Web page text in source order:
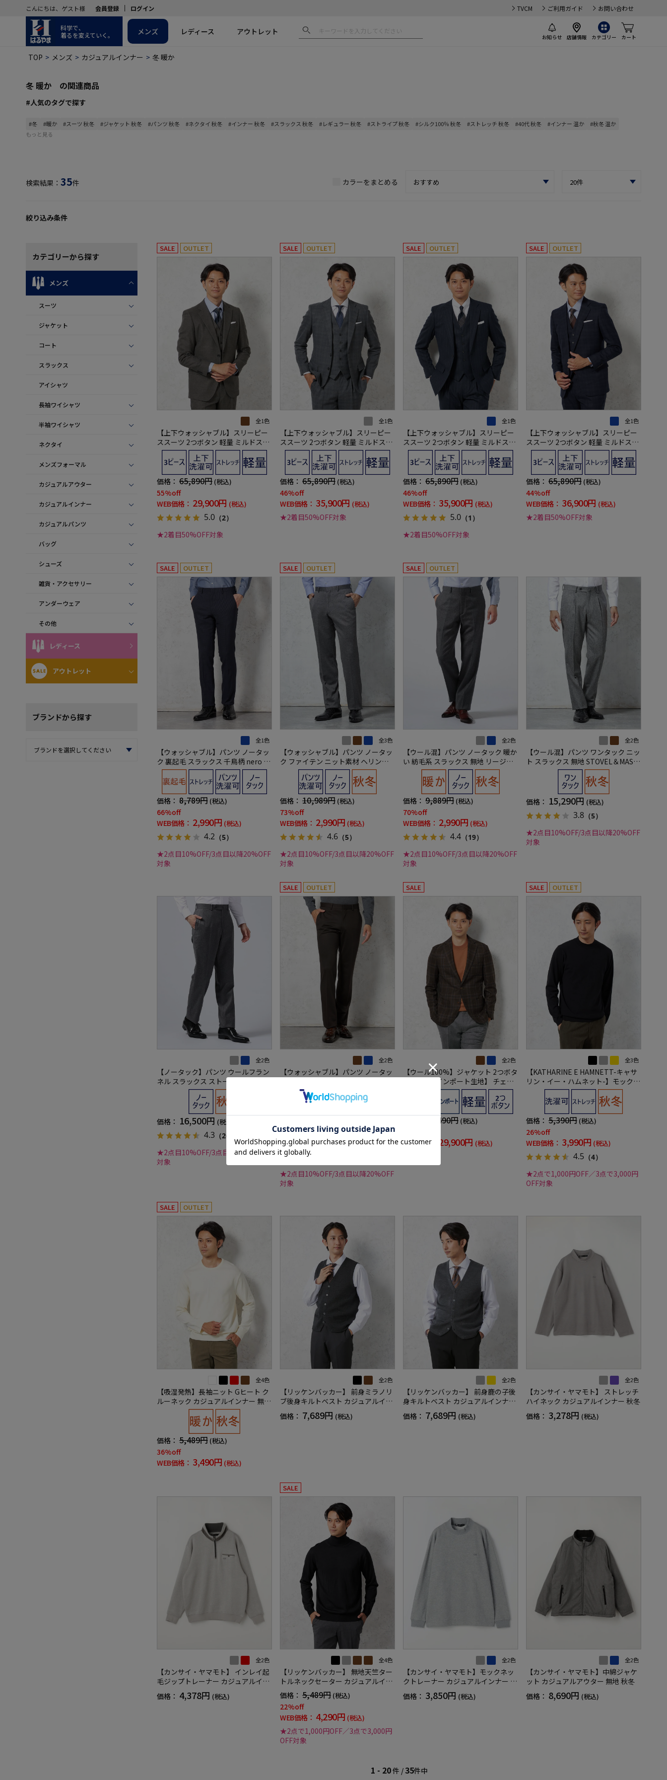
こんにちは、ゲスト様 会員登録 ログイン TVCM ご利用ガイド お問い合わせ
科学で、
着るを変えていく。
お知らせ 店舗情報 カテゴリー カート
メンズ レディース アウトレット
TOP メンズ カジュアルインナー 冬 暖か
冬 暖か の関連商品
#人気のタグで探す
#冬 #暖か #スーツ 秋冬 #ジャケット 秋冬 #パンツ 秋冬 #ネクタイ 秋冬 #インナー 秋冬 #スラックス 秋冬 #レギュラー 秋冬 #ストライプ 秋冬 #シルク100％ 秋冬 #ストレッチ 秋冬 #40代 秋冬 #インナー 温か
#秋冬 温か
もっと見る
検索結果： 35件 カラーをまとめる
絞り込み条件
カテゴリーから探す
メンズ
スーツ
ジャケット
コート
スラックス
アイシャツ
長袖ワイシャツ
半袖ワイシャツ
ネクタイ
メンズフォーマル
カジュアルアウター
カジュアルインナー
カジュアルパンツ
バッグ
シューズ
雑貨・アクセサリー
アンダーウェア
その他
レディース
アウトレット
ブランドから探す
SALE OUTLET
全1色
【上下ウォッシャブル】スリーピー
ススーツ 2つボタン 軽量 ミルドスト
レッチ 無地 リッケンバッカー 秋冬
価格： 65,890円 (税込)
55%off
WEB価格： 29,900円 (税込)
5.0 （2）
★2着目50%OFF対象
SALE OUTLET
全1色
【上下ウォッシャブル】スリーピー
ススーツ 2つボタン 軽量 ミルドスト
レッチ チェック リッケンバッカー
秋冬
価格： 65,890円 (税込)
46%off
WEB価格： 35,900円 (税込)
★2着目50%OFF対象
SALE OUTLET
全1色
【上下ウォッシャブル】スリーピー
ススーツ 2つボタン 軽量 ミルドスト
レッチ チョークストライプ リッケン
バッカー 秋冬
価格： 65,890円 (税込)
46%off
WEB価格： 35,900円 (税込)
5.0 （1）
★2着目50%OFF対象
SALE OUTLET
全1色
【上下ウォッシャブル】スリーピー
ススーツ 2つボタン 軽量 ミルドスト
レッチ チェック リッケンバッカー
秋冬
価格： 65,890円 (税込)
44%off
WEB価格： 36,900円 (税込)
★2着目50%OFF対象
SALE OUTLET
全1色
【ウォッシャブル】パンツ ノータッ
ク 裏起毛 スラックス 千鳥柄 nero 秋
冬【スリムデザイン】
価格： 8,789円 (税込)
66%off
WEB価格： 2,990円 (税込)
4.2 （5）
★2点目10%OFF/3点目以降20%OFF
対象
SALE OUTLET
全3色
【ウォッシャブル】パンツ ノータッ
ク ファイテン ニット素材 ヘリンボ
ン PHITEN 秋冬
価格： 10,989円 (税込)
73%off
WEB価格： 2,990円 (税込)
4.6 （5）
★2点目10%OFF/3点目以降20%OFF
対象
SALE OUTLET
全2色
【ウール混】パンツ ノータック 暖か
い 紡毛系 スラックス 無地 リージェ
ントハウス
価格： 9,889円 (税込)
70%off
WEB価格： 2,990円 (税込)
4.4 （19）
★2点目10%OFF/3点目以降20%OFF
対象
全2色
【ウール混】パンツ ワンタック ニッ
ト スラックス 無地 STOVEL＆MASO
価格： 15,290円 (税込)
3.8 （5）
★2点目10%OFF/3点目以降20%OFF
対象
全2色
【ノータック】パンツ ウールフラン
ネル スラックス ストーベルアンドメ
イソン 秋冬
価格： 16,500円 (税込)
4.3 （26）
★2点目10%OFF/3点目以降20%OFF
対象
SALE OUTLET
全2色
【ウォッシャブル】パンツ ノータッ
エナジー 無地 リッケンバッカー 秋
44%off
WEB価格： 5,489円 (税込)
★2点目10%OFF/3点目以降20%OFF
対象
SALE
全2色
【ウール100%】ジャケット 2つボタ
ン【REDAインポート生地】 チェッ
ク リッケンバッカー 秋冬
39,490円 (税込)
WEB価格：
29,900円 (税込)
SALE OUTLET
全3色
【KATHARINE E HAMNETT-キャサ
リン・イー・ハムネット-】モックネ
ック 長袖ニット 吸湿発熱 ストレッ
チ ウォッシャブル 無地 秋冬
価格： 5,390円 (税込)
26%off
WEB価格： 3,990円 (税込)
4.5 （4）
★2点で1,000円OFF／3点で3,000円
OFF対象
SALE OUTLET
全4色
【吸湿発熱】長袖ニット Gヒート ク
ルーネック カジュアルインナー 無地
リッケンバッカー 秋冬
価格： 5,489円 (税込)
36%off
WEB価格： 3,490円 (税込)
全2色
【リッケンバッカー】 前身ミラノリ
ブ後身キルトベスト カジュアルイン
ナー ニット半袖ベスト 保温 秋冬
価格： 7,689円 (税込)
全2色
【リッケンバッカー】 前身鹿の子後
身キルトベスト カジュアルインナー
ニット半袖ベスト 保温 秋冬
価格： 7,689円 (税込)
全2色
【カンサイ・ヤマモト】 ストレッチ
ハイネック カジュアルインナー 秋冬
価格： 3,278円 (税込)
全2色
【カンサイ・ヤマモト】 インレイ起
毛ジップトレーナー カジュアルイン
ナー 秋冬
価格： 4,378円 (税込)
SALE
全4色
【リッケンバッカー】 無地天竺ター
トルネックセーター カジュアルイン
ナー ニット 長袖 保温 秋冬
価格： 5,489円 (税込)
22%off
WEB価格： 4,290円 (税込)
★2点で1,000円OFF／3点で3,000円
OFF対象
全2色
【カンサイ・ヤマモト】モックネッ
クトレーナー カジュアルインナー 秋
冬
価格： 3,850円 (税込)
全2色
【カンサイ・ヤマモト】中綿ジャケ
ット カジュアルアウター 無地 秋冬
価格： 8,690円 (税込)
1 - 20件 /35件中